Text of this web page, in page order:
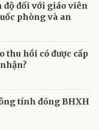
độ đối với giáo viên
phòng và an
thu hồi có được cấp
tính đóng BHXH